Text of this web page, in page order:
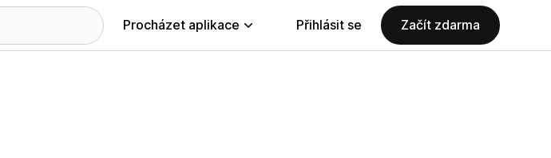
Procházet aplikace Přihlásit se Začít zdarma